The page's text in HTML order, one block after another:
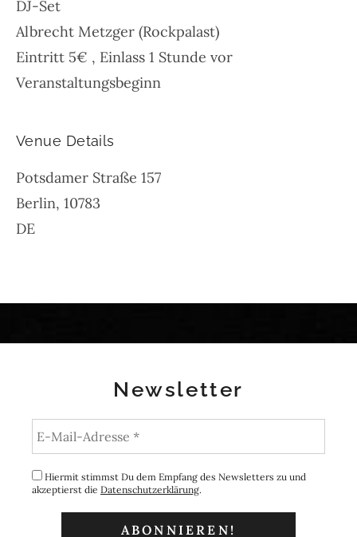
DJ-Set
Albrecht Metzger (Rockpalast)
Eintritt 5€ , Einlass 1 Stunde vor
Veranstaltungsbeginn
Venue Details
Potsdamer Straße 157
Berlin, 10783
DE
Newsletter
Hiermit stimmst Du dem Empfang des Newsletters zu und
akzeptierst die Datenschutzerklärung.